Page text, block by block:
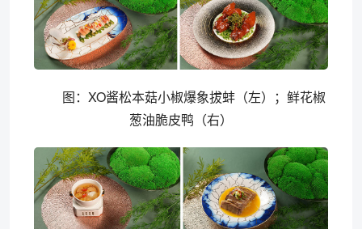
图：XO酱松本菇小椒爆象拔蚌（左）；鲜花椒
葱油脆皮鸭（右）